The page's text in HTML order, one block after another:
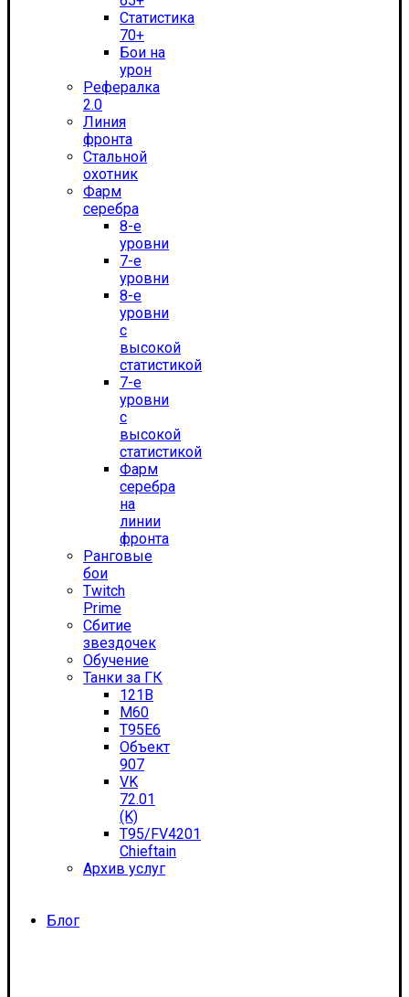
Статистика
70+
Бои на
урон
Рефералка
2.0
Линия
фронта
Стальной
охотник
Фарм
серебра
8-е
уровни
7-е
уровни
8-е
уровни
с
высокой
статистикой
7-е
уровни
с
высокой
статистикой
Фарм
серебра
на
линии
фронта
Ранговые
бои
Twitch
Prime
Сбитие
звездочек
Обучение
Танки за ГК
121B
M60
T95E6
Объект
907
VK
72.01
(K)
T95/FV4201
Chieftain
Архив услуг
Блог